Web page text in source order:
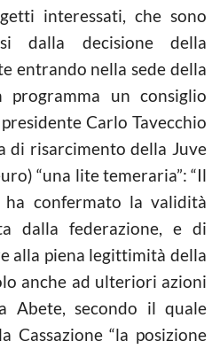
interessati, che sono
dalla decisione della
entrando nella sede della
un consiglio
Carlo Tavecchio
di risarcimento della Juve
“una lite temeraria”: “Il
ha confermato la validità
dalla federazione, e di
alla piena legittimità della
anche ad ulteriori azioni
Abete, secondo il quale
Cassazione “la posizione